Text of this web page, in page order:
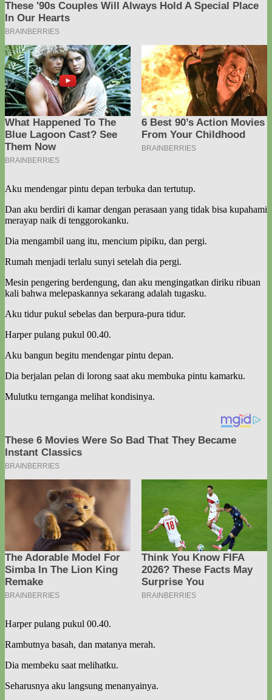
Aku mendengar pintu depan terbuka dan tertutup.
Dan aku berdiri di kamar dengan perasaan yang tidak bisa kupahami
merayap naik di tenggorokanku.
Dia mengambil uang itu, mencium pipiku, dan pergi.
Rumah menjadi terlalu sunyi setelah dia pergi.
Mesin pengering berdengung, dan aku mengingatkan diriku ribuan
kali bahwa melepaskannya sekarang adalah tugasku.
Aku tidur pukul sebelas dan berpura-pura tidur.
Harper pulang pukul 00.40.
Aku bangun begitu mendengar pintu depan.
Dia berjalan pelan di lorong saat aku membuka pintu kamarku.
Mulutku ternganga melihat kondisinya.
Harper pulang pukul 00.40.
Rambutnya basah, dan matanya merah.
Dia membeku saat melihatku.
Seharusnya aku langsung menanyainya.